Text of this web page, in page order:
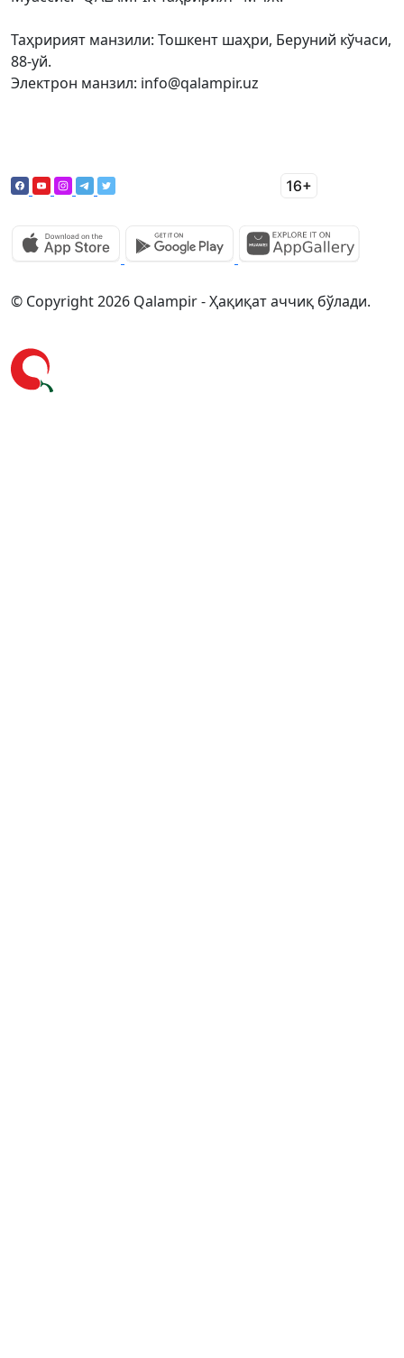
Таҳририят манзили: Тошкент шаҳри, Беруний кўчаси,
88-уй.
Электрон манзил: info@qalampir.uz
© Copyright 2026 Qalampir - Ҳақиқат аччиқ бўлади.